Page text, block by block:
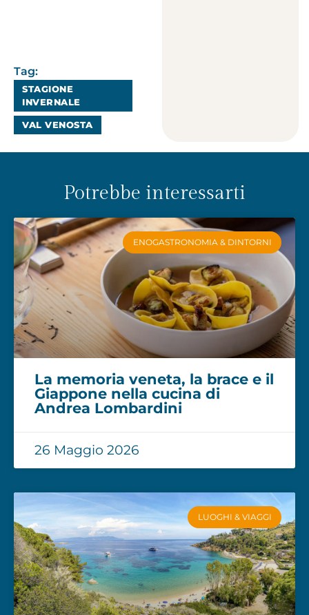
Tag:
STAGIONE
INVERNALE
VAL VENOSTA
Potrebbe interessarti
ENOGASTRONOMIA & DINTORNI
La memoria veneta, la brace e il
Giappone nella cucina di
Andrea Lombardini
26 Maggio 2026
LUOGHI & VIAGGI